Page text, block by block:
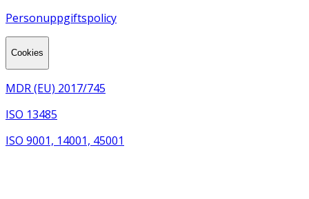
Personuppgiftspolicy
Cookies
MDR (EU) 2017/745
ISO 13485
ISO 9001, 14001, 45001